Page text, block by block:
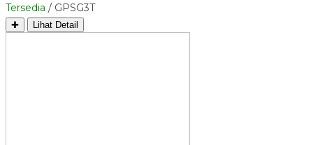
Tersedia / GPSG3T
✚ Lihat Detail